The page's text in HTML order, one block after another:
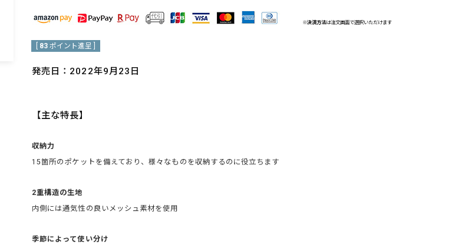
※決済方法は注文画面で選択いただけます
83 ポイント進呈 ]
発売日：2022年9月23日
【主な特長】
収納力
15箇所のポケットを備えており、様々なものを収納するのに役立ちます
2重構造の生地
内側には通気性の良いメッシュ素材を使用
季節によって使い分け